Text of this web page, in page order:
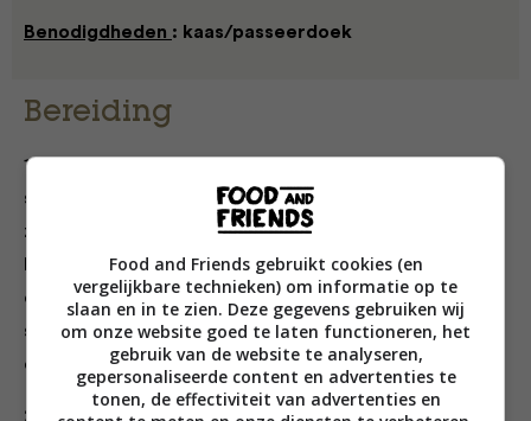
Benodigdheden : kaas/passeerdoek
Bereiding
1. Smoor de sjalot, knoflook, gember, chilipeper,
steranijs en het kerriepoeder 5 minuten in 2 eetlepels
zonnebloemolie op laag vuur; roer tot de ui glazig is.
Bak de tomatenpuree 2 minuten mee, roer de
overgebleven olie en citroenrasp erdoor en laat de
saus nog 30 minuten sudderen. Laat de olie afkoelen
en giet hem door een met kaasdoek beklede zeef.
2. Blancheer de sugarsnaps kort in kokend water, spoel
Food and Friends gebruikt cookies (en
vergelijkbare technieken) om informatie op te
slaan en in te zien. Deze gegevens gebruiken wij
om onze website goed te laten functioneren, het
gebruik van de website te analyseren,
gepersonaliseerde content en advertenties te
tonen, de effectiviteit van advertenties en